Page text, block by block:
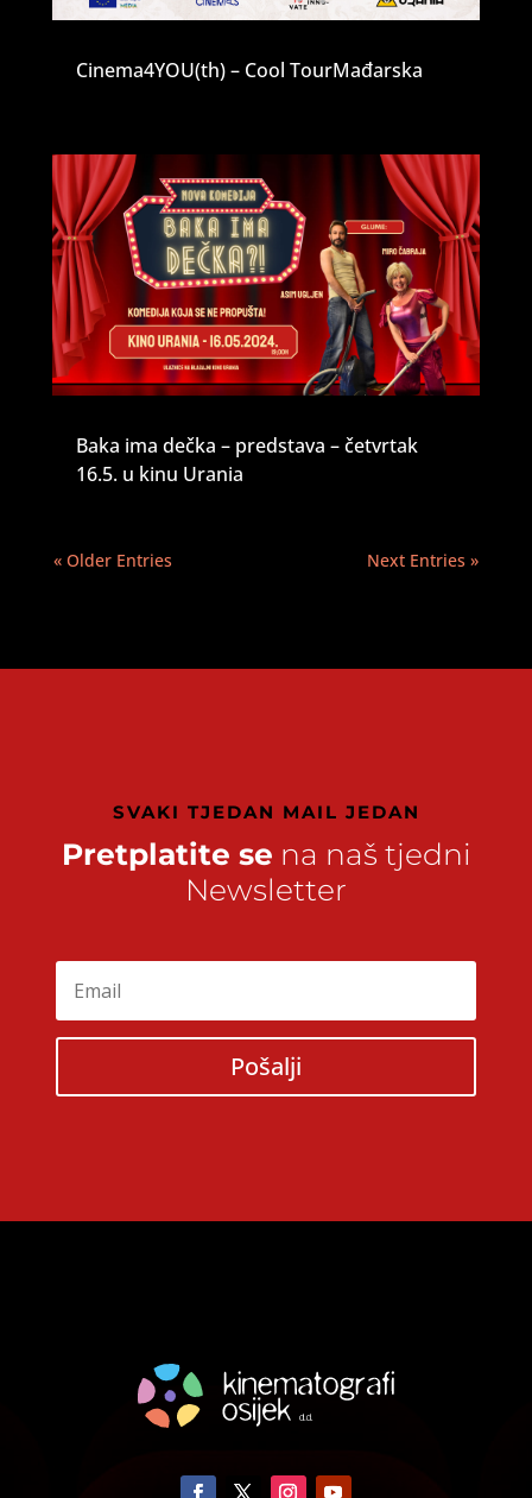
Cinema4YOU(th) – Cool TourMađarska
Baka ima dečka – predstava – četvrtak
16.5. u kinu Urania
« Older Entries Next Entries »
SVAKI TJEDAN MAIL JEDAN
Pretplatite se na naš tjedni
Newsletter
Pošalji